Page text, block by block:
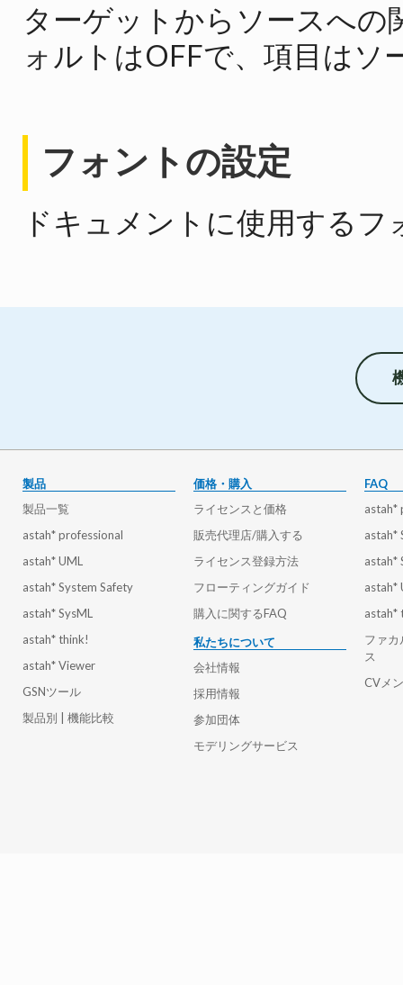
ターゲットからソースへの
ォルトはOFFで、項目は
フォントの設定
ドキュメントに使用する
製品
製品一覧
astah* professional
astah* UML
astah* System Safety
astah* SysML
astah* think!
astah* Viewer
GSNツール
製品別 | 機能比較
価格・購入
ライセンスと価格
販売代理店/購入する
ライセンス登録方法
フローティングガイド
購入に関するFAQ
私たちについて
会社情報
採用情報
参加団体
モデリングサービス
FAQ
astah*
astah*
astah*
astah*
astah*
ファカ
ス
CVメ